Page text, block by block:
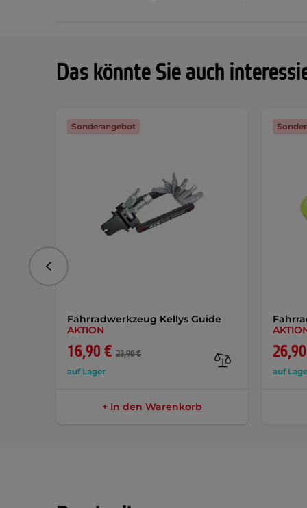
Das könnte Sie auch
Fahrradwerkzeug Kellys Guide
AKTION
16,90 € 23,90 €
auf Lager
Sonderangebot
+ In den Warenkorb
auf
vorhergehend